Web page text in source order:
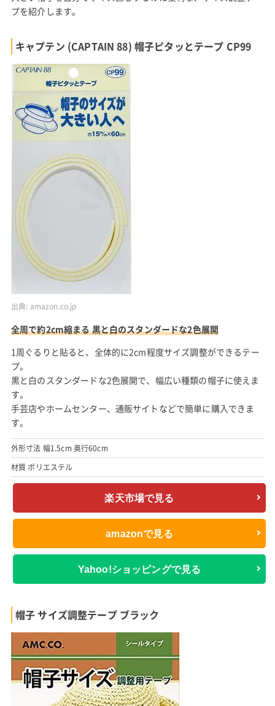
プを紹介します。
キャプテン (CAPTAIN 88) 帽子ピタッとテープ CP99
出典: amazon.co.jp
全周で約2cm縮まる 黒と白のスタンダードな2色展開
1周ぐるりと貼ると、全体的に2cm程度サイズ調整ができるテー
プ。
黒と白のスタンダードな2色展開で、幅広い種類の帽子に使えま
す。
手芸店やホームセンター、通販サイトなどで簡単に購入できま
す。
外形寸法 幅1.5cm 奥行60cm
材質 ポリエステル
楽天市場で見る
amazonで見る
Yahoo!ショッピングで見る
帽子 サイズ調整テープ ブラック